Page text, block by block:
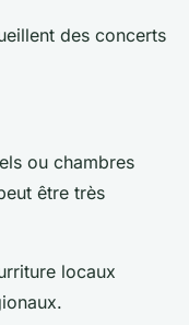
des concerts
ou chambres
être très
locaux